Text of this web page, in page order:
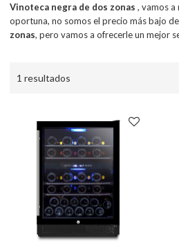
Vinoteca negra de dos zonas , vamos a
oportuna, no somos el precio más bajo
zonas, pero vamos a ofrecerle un mejor
1 resultados